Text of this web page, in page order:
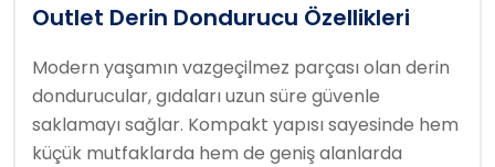
Outlet Derin Dondurucu Özellikleri
Modern yaşamın vazgeçilmez parçası olan derin
dondurucular, gıdaları uzun süre güvenle
saklamayı sağlar. Kompakt yapısı sayesinde hem
küçük mutfaklarda hem de geniş alanlarda